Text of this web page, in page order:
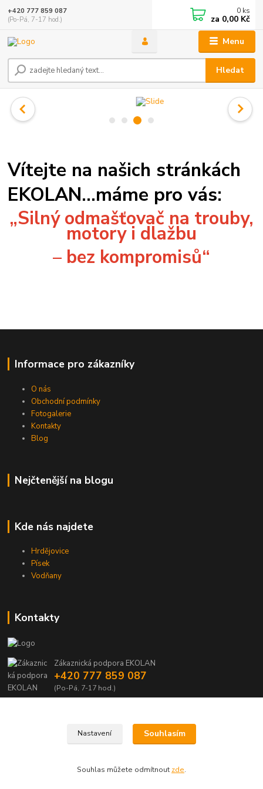
Menu
Hledat
+420 777 859 087
(Po-Pá, 7-17 hod.)
0 ks
za 0,00 Kč
Vítejte na našich stránkách
EKOLAN...máme pro vás:
„Silný odmašťovač na trouby,
motory i dlažbu
– bez kompromisů“
Informace pro zákazníky
O nás
Obchodní podmínky
Fotogalerie
Kontakty
Blog
Nejčtenější na blogu
Kde nás najdete
Hrdějovice
Písek
Vodňany
Kontakty
Zákaznická podpora EKOLAN
+420 777 859 087
(Po-Pá, 7-17 hod.)
Nastavení Souhlasím
Souhlas můžete odmítnout zde.